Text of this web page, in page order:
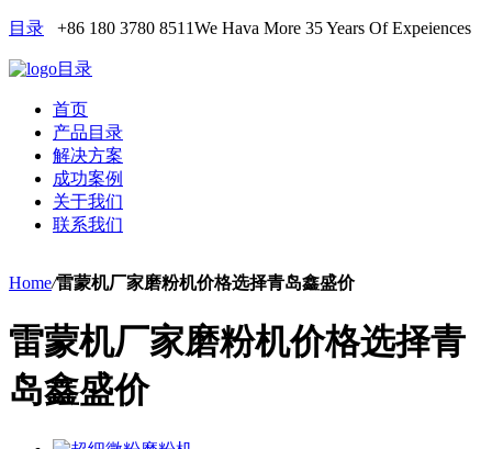
目录 +86 180 3780 8511We Hava More 35 Years Of Expeiences
目录
首页
产品目录
解决方案
成功案例
关于我们
联系我们
Home/雷蒙机厂家磨粉机价格选择青岛鑫盛价
雷蒙机厂家磨粉机价格选择青
岛鑫盛价